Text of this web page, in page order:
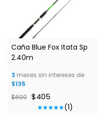
1/2
Caña Blue Fox Itata Sp
2.40m
3 meses sin intereses de
$135
$600 $405
(1)